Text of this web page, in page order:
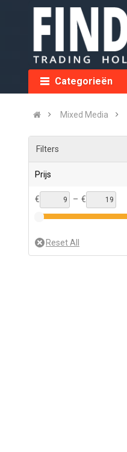
Categorieën
Mixed Media
Filters
Prijs
€ – €